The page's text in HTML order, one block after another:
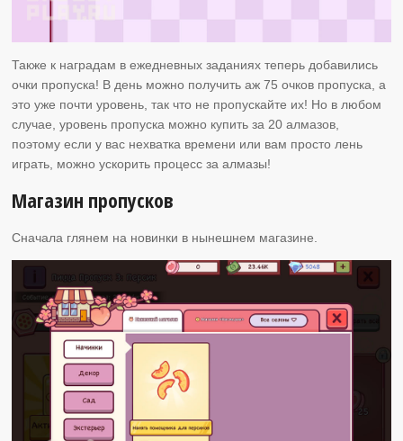
Также к наградам в ежедневных заданиях теперь добавились
очки пропуска! В день можно получить аж 75 очков пропуска, а
это уже почти уровень, так что не пропускайте их! Но в любом
случае, уровень пропуска можно купить за 20 алмазов,
поэтому если у вас нехватка времени или вам просто лень
играть, можно ускорить процесс за алмазы!
Магазин пропусков
Сначала глянем на новинки в нынешнем магазине.